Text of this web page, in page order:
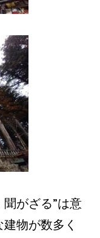
がざる”は意
物が数多く